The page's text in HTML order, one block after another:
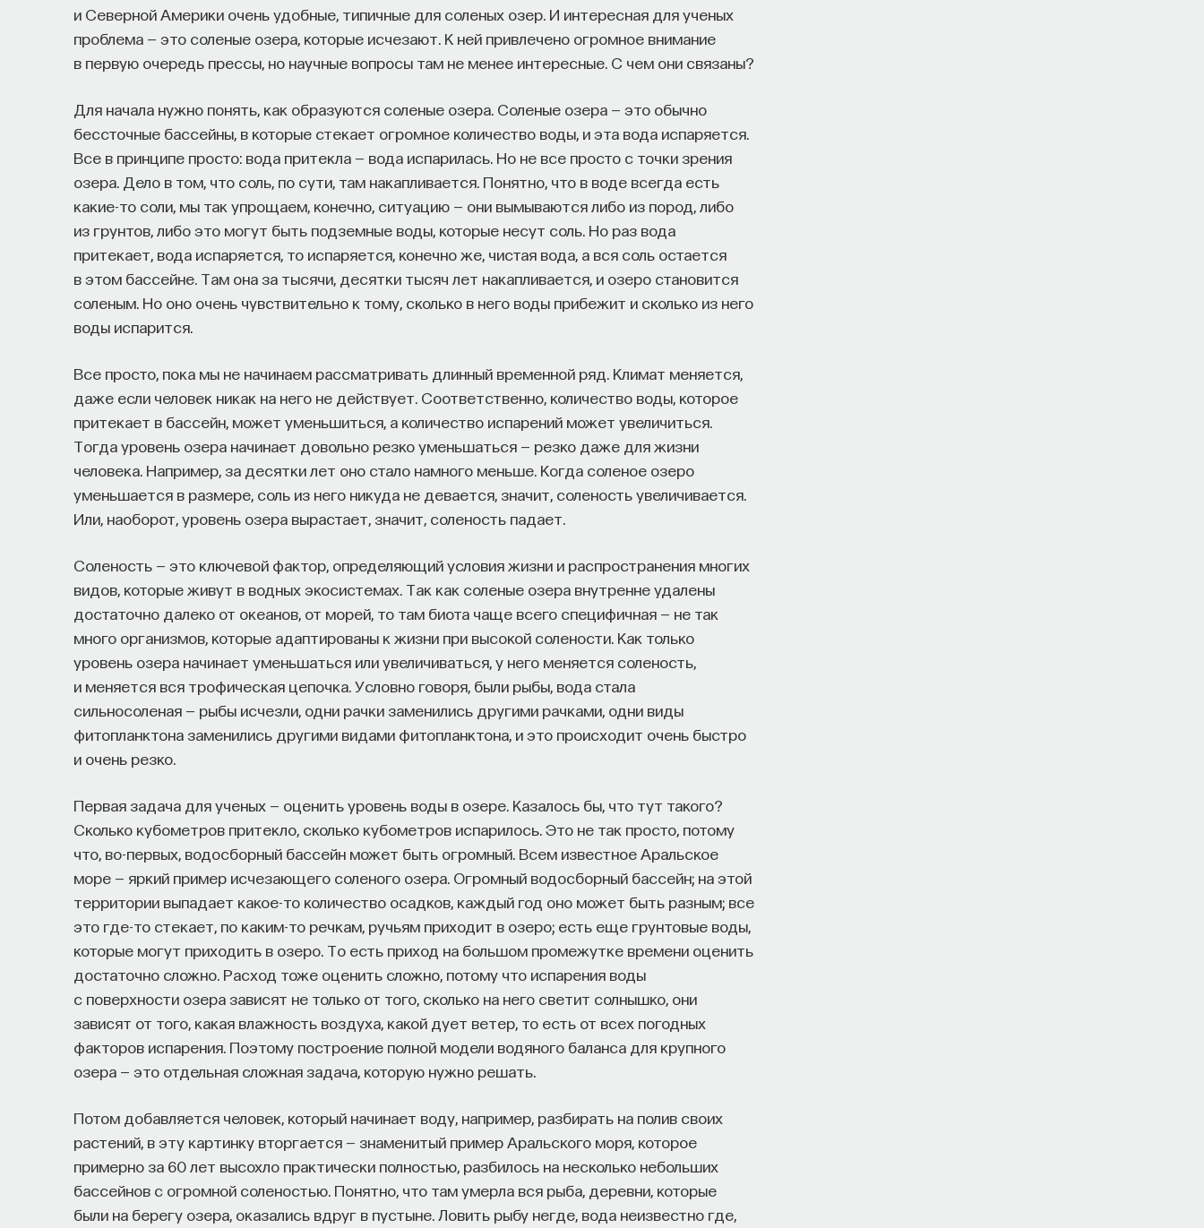
и Северной Америки очень удобные, типичные для соленых озер. И интересная для ученых
проблема — это соленые озера, которые исчезают. К ней привлечено огромное внимание
в первую очередь прессы, но научные вопросы там не менее интересные. С чем они связаны?
Для начала нужно понять, как образуются соленые озера. Соленые озера — это обычно
бессточные бассейны, в которые стекает огромное количество воды, и эта вода испаряется.
Все в принципе просто: вода притекла — вода испарилась. Но не все просто с точки зрения
озера. Дело в том, что соль, по сути, там накапливается. Понятно, что в воде всегда есть
какие-то соли, мы так упрощаем, конечно, ситуацию — они вымываются либо из пород, либо
из грунтов, либо это могут быть подземные воды, которые несут соль. Но раз вода
притекает, вода испаряется, то испаряется, конечно же, чистая вода, а вся соль остается
в этом бассейне. Там она за тысячи, десятки тысяч лет накапливается, и озеро становится
соленым. Но оно очень чувствительно к тому, сколько в него воды прибежит и сколько из него
воды испарится.
Все просто, пока мы не начинаем рассматривать длинный временной ряд. Климат меняется,
даже если человек никак на него не действует. Соответственно, количество воды, которое
притекает в бассейн, может уменьшиться, а количество испарений может увеличиться.
Тогда уровень озера начинает довольно резко уменьшаться — резко даже для жизни
человека. Например, за десятки лет оно стало намного меньше. Когда соленое озеро
уменьшается в размере, соль из него никуда не девается, значит, соленость увеличивается.
Или, наоборот, уровень озера вырастает, значит, соленость падает.
Соленость — это ключевой фактор, определяющий условия жизни и распространения многих
видов, которые живут в водных экосистемах. Так как соленые озера внутренне удалены
достаточно далеко от океанов, от морей, то там биота чаще всего специфичная — не так
много организмов, которые адаптированы к жизни при высокой солености. Как только
уровень озера начинает уменьшаться или увеличиваться, у него меняется соленость,
и меняется вся трофическая цепочка. Условно говоря, были рыбы, вода стала
сильносоленая — рыбы исчезли, одни рачки заменились другими рачками, одни виды
фитопланктона заменились другими видами фитопланктона, и это происходит очень быстро
и очень резко.
Первая задача для ученых — оценить уровень воды в озере. Казалось бы, что тут такого?
Сколько кубометров притекло, сколько кубометров испарилось. Это не так просто, потому
что, во-первых, водосборный бассейн может быть огромный. Всем известное Аральское
море — яркий пример исчезающего соленого озера. Огромный водосборный бассейн; на этой
территории выпадает какое-то количество осадков, каждый год оно может быть разным; все
это где-то стекает, по каким-то речкам, ручьям приходит в озеро; есть еще грунтовые воды,
которые могут приходить в озеро. То есть приход на большом промежутке времени оценить
достаточно сложно. Расход тоже оценить сложно, потому что испарения воды
с поверхности озера зависят не только от того, сколько на него светит солнышко, они
зависят от того, какая влажность воздуха, какой дует ветер, то есть от всех погодных
факторов испарения. Поэтому построение полной модели водяного баланса для крупного
озера — это отдельная сложная задача, которую нужно решать.
Потом добавляется человек, который начинает воду, например, разбирать на полив своих
растений, в эту картинку вторгается — знаменитый пример Аральского моря, которое
примерно за 60 лет высохло практически полностью, разбилось на несколько небольших
бассейнов с огромной соленостью. Понятно, что там умерла вся рыба, деревни, которые
были на берегу озера, оказались вдруг в пустыне. Ловить рыбу негде, вода неизвестно где,